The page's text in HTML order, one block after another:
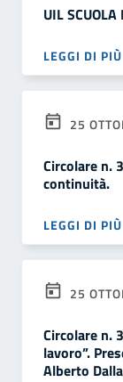
UIL
LEGGI DI PIÙ
25
Circolare n.
continuità.
LEGGI DI PIÙ
25
Circolare n.
lavoro”.
Alberto